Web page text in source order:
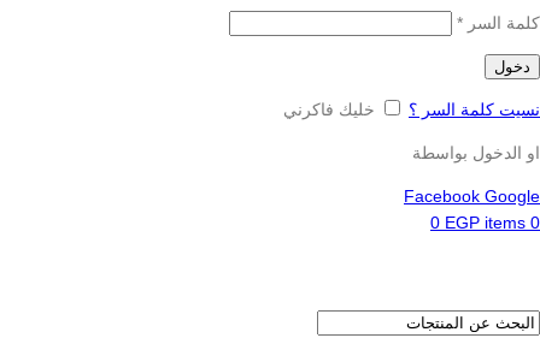
كلمة السر *
دخول
نسيت كلمة السر ؟ خليك فاكرني
او الدخول بواسطة
Facebook Google
0
items
0 EGP